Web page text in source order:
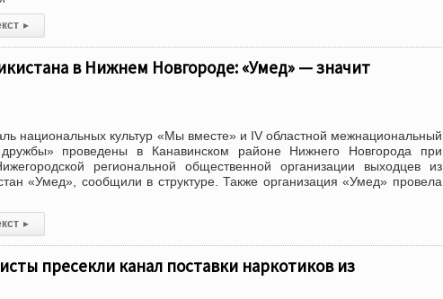
▸
в Нижнем Новгороде: «Умед» — значит
национальных культур «Мы вместе» и IV областной межнациональный
проведены в Канавинском районе Нижнего Новгорода при
региональной общественной организации выходцев из
«Умед», сообщили в структуре. Также организация «Умед» провела
▸
пресекли канал поставки наркотиков из